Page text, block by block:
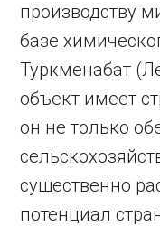
производству
базе
Туркменабат
объект имеет
он не только
существенно
потенциал